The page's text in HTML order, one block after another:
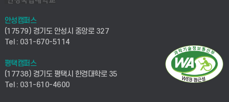
안성캠퍼스
(17579) 경기도 안성시 중앙로 327
Tel : 031-670-5114
평택캠퍼스
(17738) 경기도 평택시 한경대학로 35
Tel : 031-610-4600